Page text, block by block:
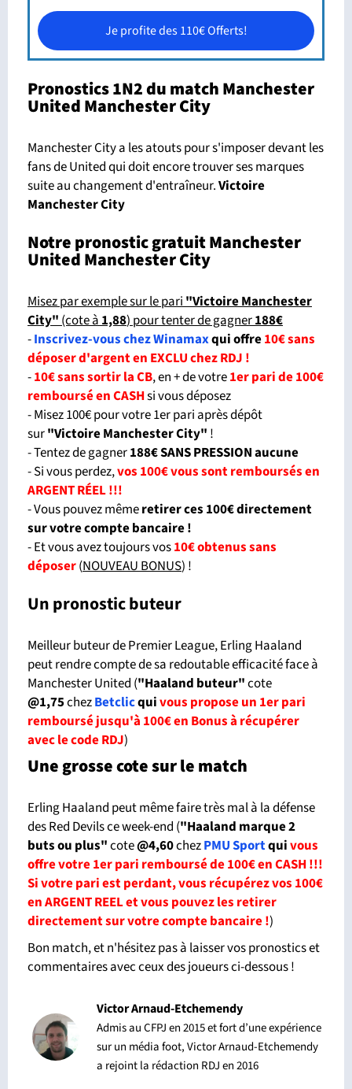
Je profite des 110€ Offerts!
Pronostics 1N2 du match Manchester
United Manchester City
Manchester City a les atouts pour s'imposer devant les
fans de United qui doit encore trouver ses marques
suite au changement d'entraîneur.Victoire
Manchester City
Notre pronostic gratuit Manchester
United Manchester City
Misez par exemple sur le pari "Victoire Manchester
City" (cote à 1,88) pour tenter de gagner188€
-Inscrivez-vous chez Winamaxqui offre10€ sans
déposer d'argent en EXCLU chez RDJ !
-10€ sans sortir la CB, en + de votre1er pari de 100€
remboursé en CASHsi vous déposez
- Misez 100€ pour votre 1er pari après dépôt
sur"Victoire Manchester City" !
- Tentez de gagner188€ SANS PRESSION aucune
- Si vous perdez,vos 100€ vous sont remboursés en
ARGENT RÉEL !!!
- Vous pouvez mêmeretirer ces 100€ directement
sur votre compte bancaire !
- Et vous avez toujours vos10€ obtenus sans
déposer(NOUVEAU BONUS) !
Un pronostic buteur
Meilleur buteur de Premier League, Erling Haaland
peut rendre compte de sa redoutable efficacité face à
Manchester United ("Haaland buteur"cote
@1,75chezBetclicquivous propose un 1er pari
remboursé jusqu'à 100€ en Bonus à récupérer
avec le code RDJ)
Une grosse cote sur le match
Erling Haaland peut même faire très mal à la défense
des Red Devils ce week-end ("Haaland marque 2
buts ou plus"cote@4,60chezPMU Sportquivous
offre votre 1er pari remboursé de 100€ en CASH !!!
Si votre pari est perdant, vous récupérez vos 100€
en ARGENT REEL et vous pouvez les retirer
directement sur votre compte bancaire !)
Bon match, et n'hésitez pas à laisser vos pronostics et
commentaires avec ceux des joueurs ci-dessous !
Victor Arnaud-Etchemendy
Admis au CFPJ en 2015 et fort d’une expérience
sur un média foot, Victor Arnaud-Etchemendy
a rejoint la rédaction RDJ en 2016